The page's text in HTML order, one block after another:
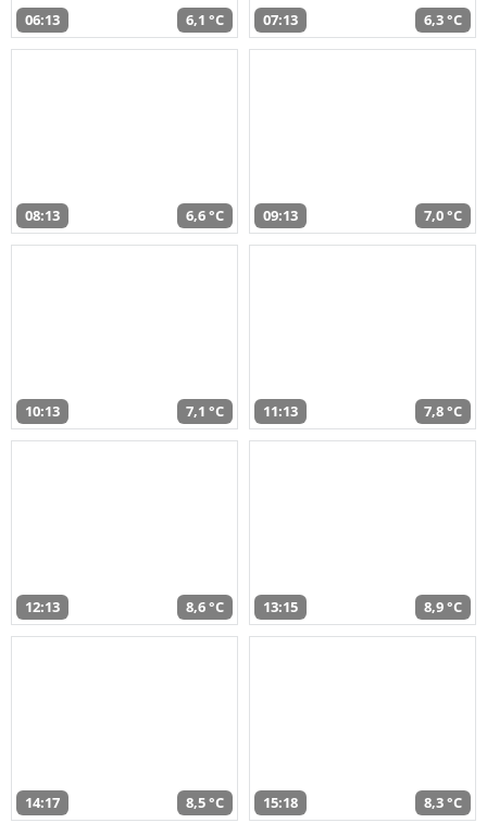
06:13 6,1 °C 07:13 6,3 °C
08:13 6,6 °C 09:13 7,0 °C
10:13 7,1 °C 11:13 7,8 °C
12:13 8,6 °C 13:15 8,9 °C
14:17 8,5 °C 15:18 8,3 °C